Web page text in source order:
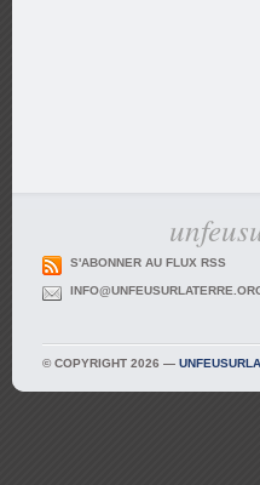
S'ABONNER AU FLUX RSS
© COPYRIGHT 2026 —